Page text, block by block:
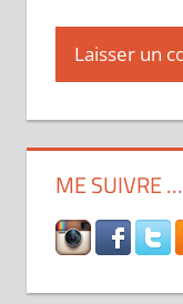
ME SUIVRE …